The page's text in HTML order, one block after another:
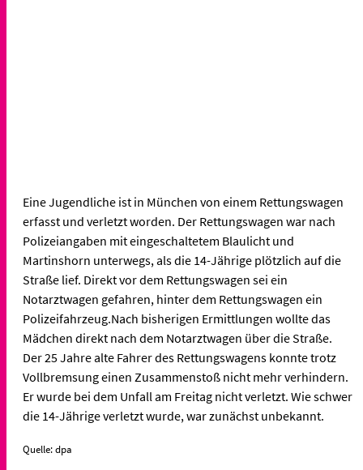
Eine Jugendliche ist in München von einem Rettungswagen
erfasst und verletzt worden. Der Rettungswagen war nach
Polizeiangaben mit eingeschaltetem Blaulicht und
Martinshorn unterwegs, als die 14-Jährige plötzlich auf die
Straße lief. Direkt vor dem Rettungswagen sei ein
Notarztwagen gefahren, hinter dem Rettungswagen ein
Polizeifahrzeug.Nach bisherigen Ermittlungen wollte das
Mädchen direkt nach dem Notarztwagen über die Straße.
Der 25 Jahre alte Fahrer des Rettungswagens konnte trotz
Vollbremsung einen Zusammenstoß nicht mehr verhindern.
Er wurde bei dem Unfall am Freitag nicht verletzt. Wie schwer
die 14-Jährige verletzt wurde, war zunächst unbekannt.
Quelle: dpa